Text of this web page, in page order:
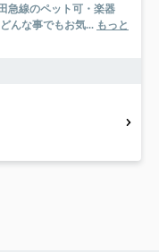
急線のペット可・楽器
んな事でもお気... もっと